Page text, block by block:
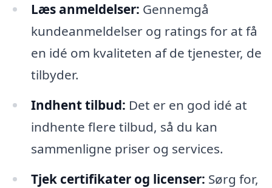
Læs anmeldelser: Gennemgå
kundeanmeldelser og ratings for at få
en idé om kvaliteten af de tjenester, de
tilbyder.
Indhent tilbud: Det er en god idé at
indhente flere tilbud, så du kan
sammenligne priser og services.
Tjek certifikater og licenser: Sørg for,